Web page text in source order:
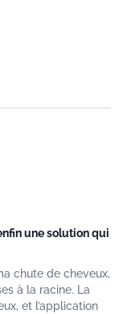
une solution qui
chute de cheveux,
à la racine. La
et l’application